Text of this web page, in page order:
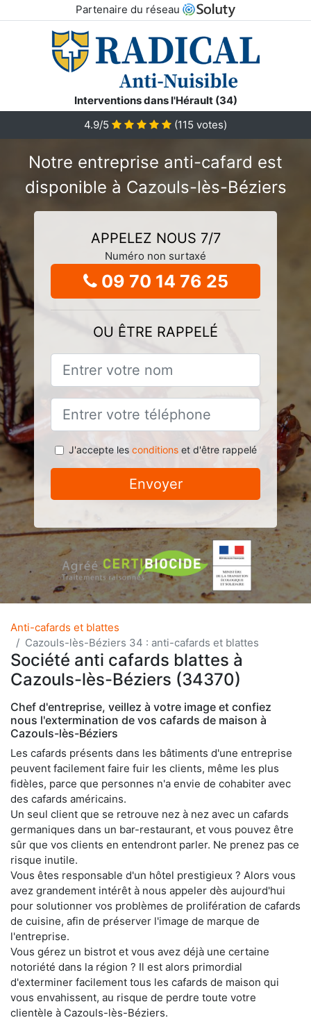
Partenaire du réseau
Interventions dans l'Hérault (34)
4.9/5
(115 votes)
Notre entreprise anti-cafard est
disponible à Cazouls-lès-Béziers
APPELEZ NOUS 7/7
Numéro non surtaxé
09 70 14 76 25
OU ÊTRE RAPPELÉ
J'accepte les conditionset d'être rappelé
Envoyer
Anti-cafards et blattes
Cazouls-lès-Béziers 34 : anti-cafards et blattes
Société anti cafards blattes à
Cazouls-lès-Béziers (34370)
Chef d'entreprise, veillez à votre image et confiez
nous l'extermination de vos cafards de maison à
Cazouls-lès-Béziers
Les cafards présents dans les bâtiments d'une entreprise
peuvent facilement faire fuir les clients, même les plus
fidèles, parce que personnes n'a envie de cohabiter avec
des cafards américains.
Un seul client que se retrouve nez à nez avec un cafards
germaniques dans un bar-restaurant, et vous pouvez être
sûr que vos clients en entendront parler. Ne prenez pas ce
risque inutile.
Vous êtes responsable d'un hôtel prestigieux ? Alors vous
avez grandement intérêt à nous appeler dès aujourd'hui
pour solutionner vos problèmes de prolifération de cafards
de cuisine, afin de préserver l'image de marque de
l'entreprise.
Vous gérez un bistrot et vous avez déjà une certaine
notoriété dans la région ? Il est alors primordial
d'exterminer facilement tous les cafards de maison qui
vous envahissent, au risque de perdre toute votre
clientèle à Cazouls-lès-Béziers.